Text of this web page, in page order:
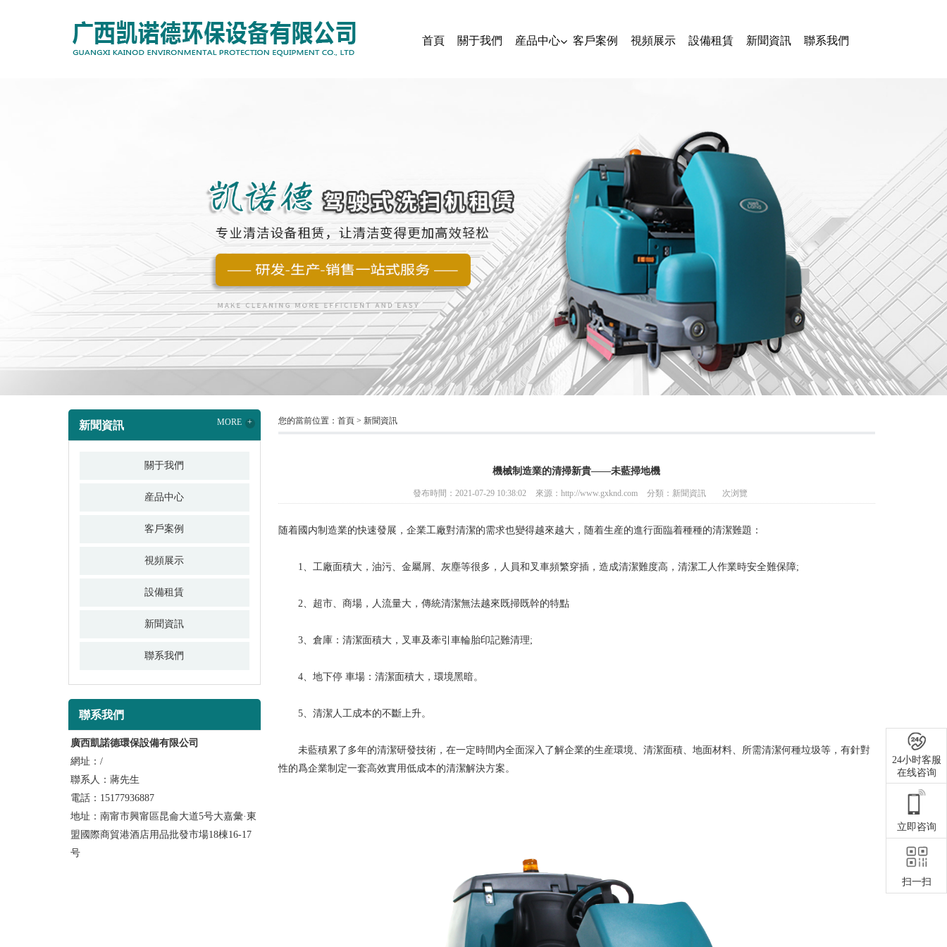
首頁 關于我們 産品中心 客戶案例 視頻展示 設備租賃 新聞資訊 聯系我們
新聞資訊 MORE +
關于我們
産品中心
客戶案例
視頻展示
設備租賃
新聞資訊
聯系我們
聯系我們
廣西凱諾德環保設備有限公司
網址：/
聯系人：蔣先生
電話：15177936887
地址：南甯市興甯區昆侖大道5号大嘉彙·東
盟國際商貿港酒店用品批發市場18棟16-17
号
您的當前位置： 首頁> 新聞資訊
機械制造業的清掃新貴——未藍掃地機
發布時間：2021-07-29 10:38:02 來源：http://www.gxknd.com 分類： 新聞資訊 次浏覽
随着國内制造業的快速發展，企業工廠對清潔的需求也變得越來越大，随着生産的進行面臨着種種的清潔難題：
1、工廠面積大，油污、金屬屑、灰塵等很多，人員和叉車頻繁穿插，造成清潔難度高，清潔工人作業時安全難保障;
2、超市、商場，人流量大，傳統清潔無法越來既掃既幹的特點
3、倉庫：清潔面積大，叉車及牽引車輪胎印記難清理;
4、地下停 車場：清潔面積大，環境黑暗。
5、清潔人工成本的不斷上升。
未藍積累了多年的清潔研發技術，在一定時間内全面深入了解企業的生産環境、清潔面積、地面材料、所需清潔何種垃圾等，有針對
性的爲企業制定一套高效實用低成本的清潔解決方案。
24小时客服
在线咨询
立即咨询
扫一扫